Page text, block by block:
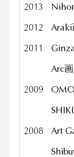
2013
2012
2011
Arc
2009
2008
Art